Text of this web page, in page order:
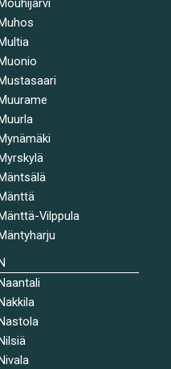
Mouhijärvi
Vilppula